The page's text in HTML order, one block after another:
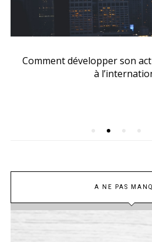
Comment développer son
à
A NE PAS